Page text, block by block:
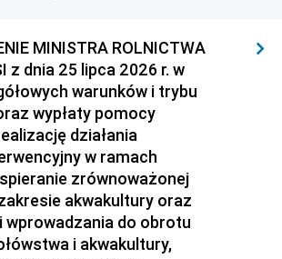
MINISTRA ROLNICTWA
z dnia 25 lipca 2026 r. w
warunków i trybu
wypłaty pomocy
działania
w ramach
zrównoważonej
akwakultury oraz
wprowadzania do obrotu
i akwakultury,